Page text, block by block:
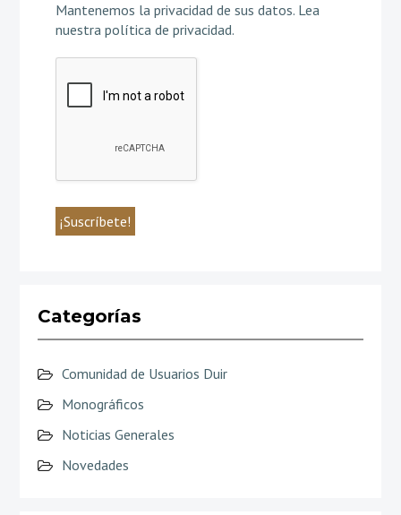
Mantenemos la privacidad de sus datos. Lea
nuestra política de privacidad.
Categorías
Comunidad de Usuarios Duir
Monográficos
Noticias Generales
Novedades